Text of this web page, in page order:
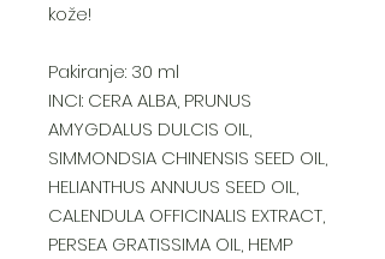
kože!
Pakiranje: 30 ml
INCI: CERA ALBA, PRUNUS
AMYGDALUS DULCIS OIL,
SIMMONDSIA CHINENSIS SEED OIL,
HELIANTHUS ANNUUS SEED OIL,
CALENDULA OFFICINALIS EXTRACT,
PERSEA GRATISSIMA OIL, HEMP